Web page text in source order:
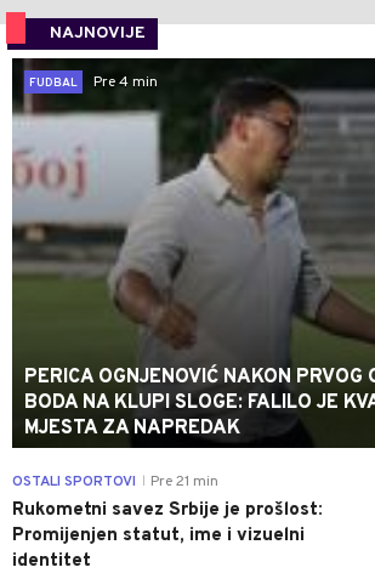
NAJNOVIJE
FUDBAL
Pre 4 min
PERICA OGNJENOVIĆ NAKON PRVOG
BODA NA KLUPI SLOGE: FALILO JE
MJESTA ZA NAPREDAK
OSTALI SPORTOVI Pre 21 min
Rukometni savez Srbije je prošlost:
Promijenjen statut, ime i vizuelni
identitet